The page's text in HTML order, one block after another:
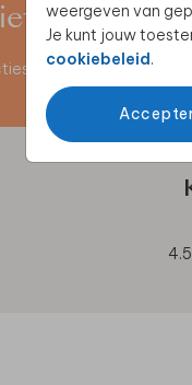
weergeven van
Je kunt jouw
cookiebeleid.
en unieke